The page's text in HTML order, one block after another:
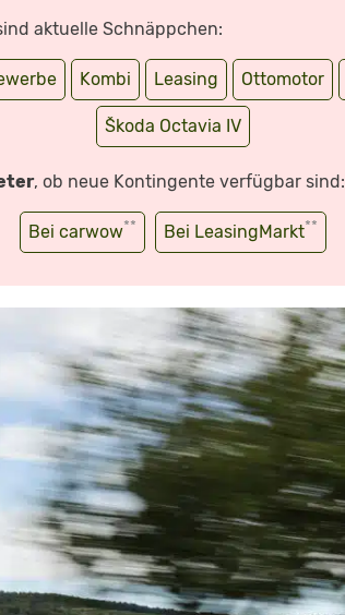
aktuelle Schnäppchen:
Kombi Leasing Ottomotor
Škoda Octavia IV
, ob neue Kontingente verfügbar sind:
Bei carwow** Bei LeasingMarkt**